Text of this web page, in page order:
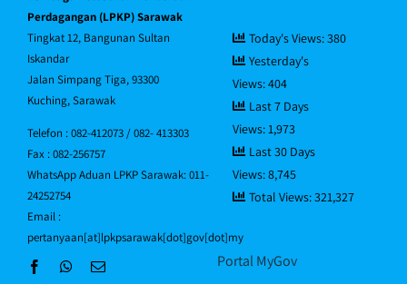
Perdagangan (LPKP) Sarawak
Tingkat 12, Bangunan Sultan
Iskandar
Jalan Simpang Tiga, 93300
Kuching, Sarawak
Telefon : 082-412073 / 082- 413303
Fax : 082-256757
WhatsApp Aduan LPKP Sarawak: 011-
24252754
Email :
pertanyaan[at]lpkpsarawak[dot]gov[dot]my
Piagam Pelanggan
Soalan Lazim/FAQ
Direktori Pegawai
Hubungi Kami
Today's Views:380
Yesterday's
Views:404
Last 7 Days
Views:1,973
Last 30 Days
Views:8,745
Total Views:321,327
Portal MyGov